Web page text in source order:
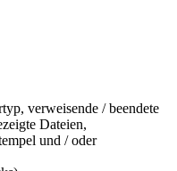
verweisende / beendete
Dateien,
und / oder